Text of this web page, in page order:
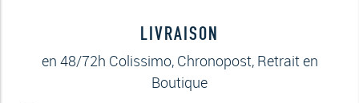
LIVRAISON
en 48/72h Colissimo, Chronopost, Retrait en
Boutique